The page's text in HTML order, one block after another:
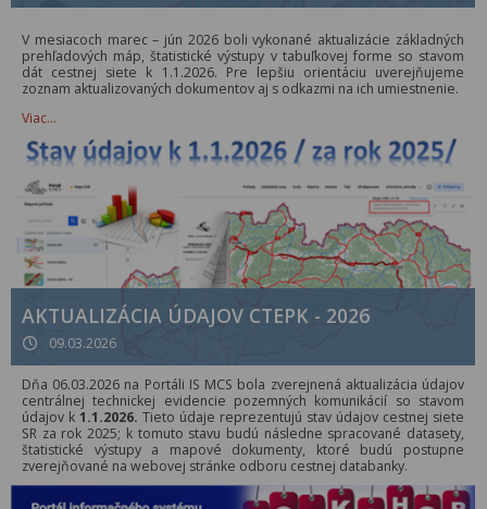
V mesiacoch marec – jún 2026 boli vykonané aktualizácie základných
prehľadových máp, štatistické výstupy v tabuľkovej forme so stavom
dát cestnej siete k 1.1.2026. Pre lepšiu orientáciu uverejňujeme
zoznam aktualizovaných dokumentov aj s odkazmi na ich umiestnenie.
Viac…
AKTUALIZÁCIA ÚDAJOV CTEPK - 2026
09.03.2026
Dňa 06.03.2026 na Portáli IS MCS bola zverejnená aktualizácia údajov
centrálnej technickej evidencie pozemných komunikácií so stavom
údajov k 1.1.2026. Tieto údaje reprezentujú stav údajov cestnej siete
SR za rok 2025; k tomuto stavu budú následne spracované datasety,
štatistické výstupy a mapové dokumenty, ktoré budú postupne
zverejňované na webovej stránke odboru cestnej databanky.